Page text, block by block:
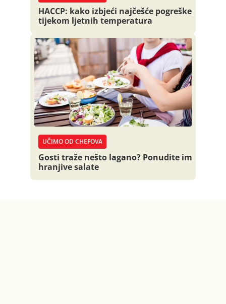
HACCP: kako izbjeći najčešće pogreške
tijekom ljetnih temperatura
UČIMO OD CHEFOVA
Gosti traže nešto lagano? Ponudite im
hranjive salate